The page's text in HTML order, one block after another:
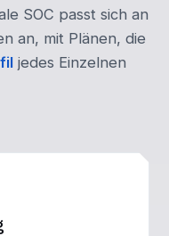
SOC passt sich an
an, mit Plänen, die
jedes Einzelnen